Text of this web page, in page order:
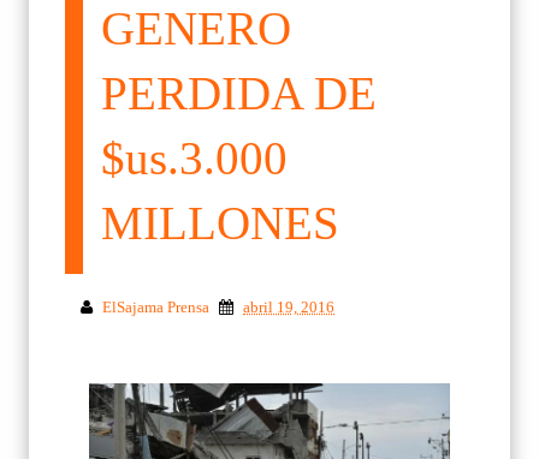
GENERO
PERDIDA DE
$us.3.000
MILLONES
ElSajama Prensa abril 19, 2016